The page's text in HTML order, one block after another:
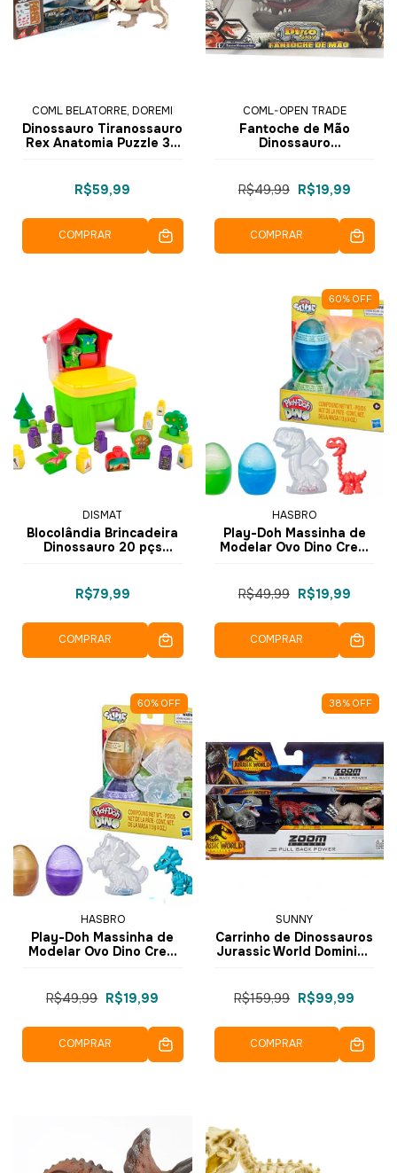
COML BELATORRE, DOREMI
Dinossauro Tiranossauro
Rex Anatomia Puzzle 3D
R$59,99
COMPRAR
COML-OPEN TRADE
Fantoche de Mão
Dinossauro
Dorémi
R$49,99 R$19,99
COMPRAR
DISMAT
Blocolândia Brincadeira
Dinossauro 20 pçs
R$79,99
COMPRAR
60% OFF
HASBRO
Play-Doh Massinha de
Modelar Ovo Dino Crew
R$49,99 R$19,99
COMPRAR
60% OFF
HASBRO
Play-Doh Massinha de
Modelar Ovo Dino Crew
R$49,99 R$19,99
COMPRAR
38% OFF
SUNNY
Carrinho de Dinossauros
Jurassic World Dominion
R$159,99 R$99,99
COMPRAR